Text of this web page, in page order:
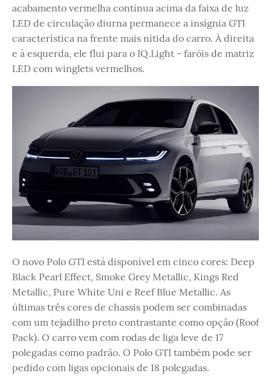
acabamento vermelha contínua acima da faixa de luz
LED de circulação diurna permanece a insígnia GTI
característica na frente mais nítida do carro. À direita
e à esquerda, ele flui para o IQ.Light - faróis de matriz
LED com winglets vermelhos.
O novo Polo GTI está disponível em cinco cores: Deep
Black Pearl Effect, Smoke Grey Metallic, Kings Red
Metallic, Pure White Uni e Reef Blue Metallic. As
últimas três cores de chassis podem ser combinadas
com um tejadilho preto contrastante como opção (Roof
Pack). O carro vem com rodas de liga leve de 17
polegadas como padrão. O Polo GTI também pode ser
pedido com ligas opcionais de 18 polegadas.